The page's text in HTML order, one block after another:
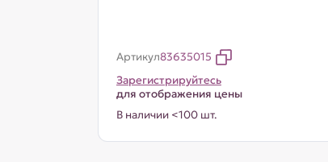
Артикул83635015
Зарегистрируйтесь
для отображения цены
В наличии <100 шт.